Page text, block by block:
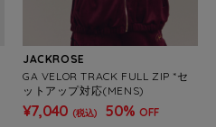
JACKROSE
GA VELOR TRACK FULL ZIP *セ
ットアップ対応(MENS)
¥7,040 (税込) 50% OFF